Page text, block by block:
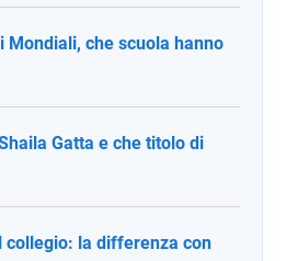
Mondiali, che scuola hanno
Gatta e che titolo di
collegio: la differenza con